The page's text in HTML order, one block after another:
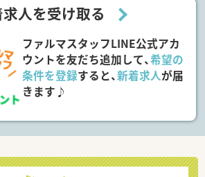
人を受け取る
ファルマスタッフLINE公式アカ
ウントを友だち追加して、希望の
条件を登録すると、新着求人が届
きます♪